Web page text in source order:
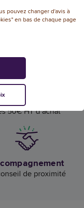
offerte
50€ HT d’achat
de proximité
pouvez changer d'avis à
en bas de chaque page